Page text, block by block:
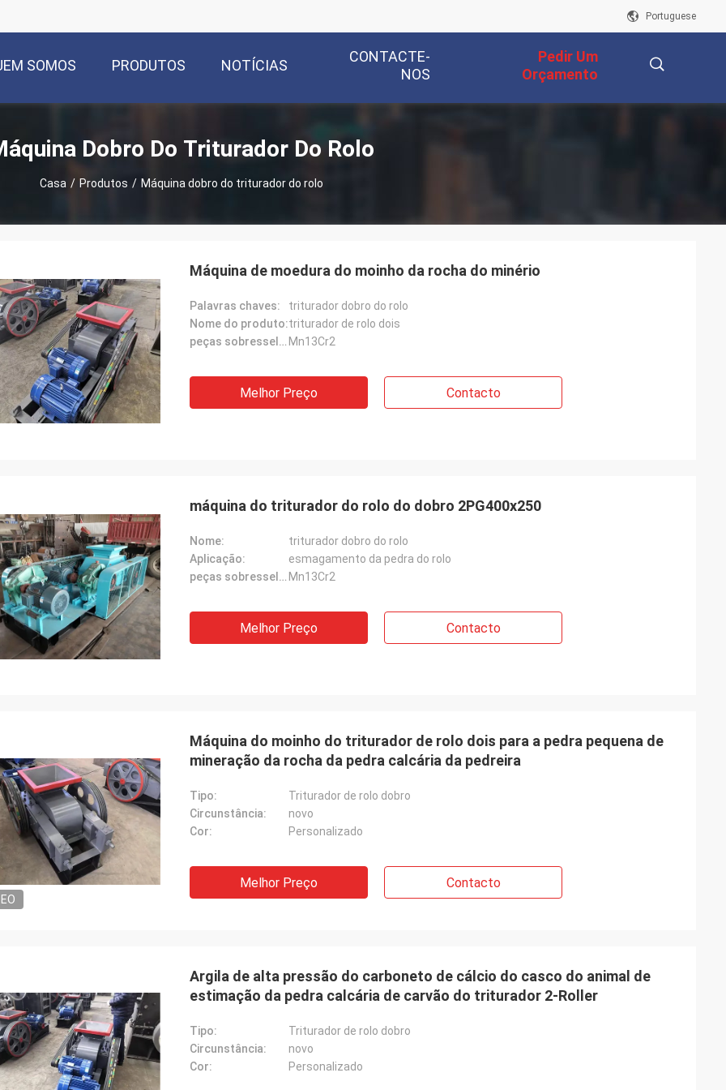
Portuguese
SOMOS PRODUTOS NOTÍCIAS
CONTACTE-
NOS
Pedir Um
Orçamento
Dobro Do Triturador Do Rolo
Casa / Produtos / Máquina dobro do triturador do rolo
Jose Anthony
Máquina de moedura do moinho da rocha do minério
Palavras chaves:
triturador dobro do rolo
Nome do produto:triturador de rolo dois
peças sobresselentes materiais: Mn13Cr2
Melhor Preço Contacto
máquina do triturador do rolo do dobro 2PG400x250
Nome:
triturador dobro do rolo
Aplicação:
esmagamento da pedra do rolo
peças sobresselentes materiais: Mn13Cr2
Melhor Preço Contacto
Máquina do moinho do triturador de rolo dois para a pedra pequena de
mineração da rocha da pedra calcária da pedreira
Tipo:
Triturador de rolo dobro
Circunstância:
novo
Cor:
Personalizado
Melhor Preço Contacto
Argila de alta pressão do carboneto de cálcio do casco do animal de
estimação da pedra calcária de carvão do triturador 2-Roller
Tipo:
Triturador de rolo dobro
Circunstância:
novo
Cor:
Personalizado